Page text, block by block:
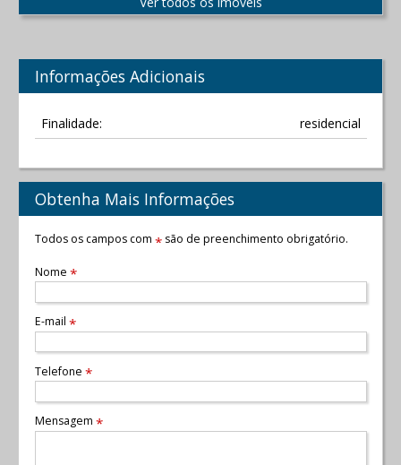
Informações Adicionais
Finalidade: residencial
Obtenha Mais Informações
Todos os campos com *são de preenchimento obrigatório.
Nome *
E-mail *
Telefone *
Mensagem *